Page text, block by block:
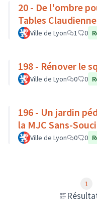
20 - De l'ombre
Tables
Ville de Lyon 1 0
198 - Rénover le
Ville de Lyon 0 0
196 - Un jardin
la MJC Sans-Souci
Ville de Lyon 0 0
1